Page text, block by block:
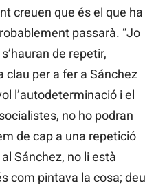
creuen que és el que ha
passarà. “Jo
de repetir,
clau per a fer a Sánchez
l’autodeterminació i el
no ho podran
de cap a una repetició
Sánchez, no li està
com pintava la cosa; deu